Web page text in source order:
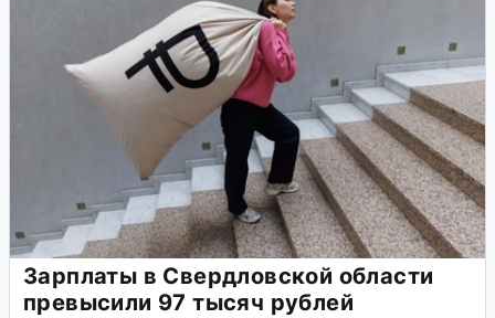
Зарплаты в Свердловской области
превысили 97 тысяч рублей